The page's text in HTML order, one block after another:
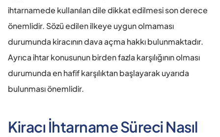
ihtarnamede kullanılan dile dikkat edilmesi son derece
önemlidir. Sözü edilen ilkeye uygun olmaması
durumunda kiracının dava açma hakkı bulunmaktadır.
Ayrıca ihtar konusunun birden fazla karşılığının olması
durumunda en hafif karşılıktan başlayarak uyarıda
bulunması önemlidir.
Kiracı İhtarname Süreci Nasıl